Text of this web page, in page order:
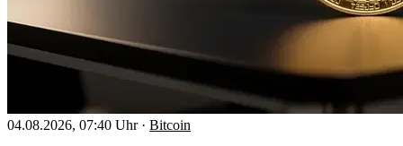
04.08.2026, 07:40 Uhr · Bitcoin